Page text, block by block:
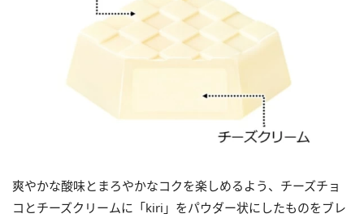
爽やかな酸味とまろやかなコクを楽しめるよう、チーズチョ
コとチーズクリームに「kiri」をパウダー状にしたものをブレ